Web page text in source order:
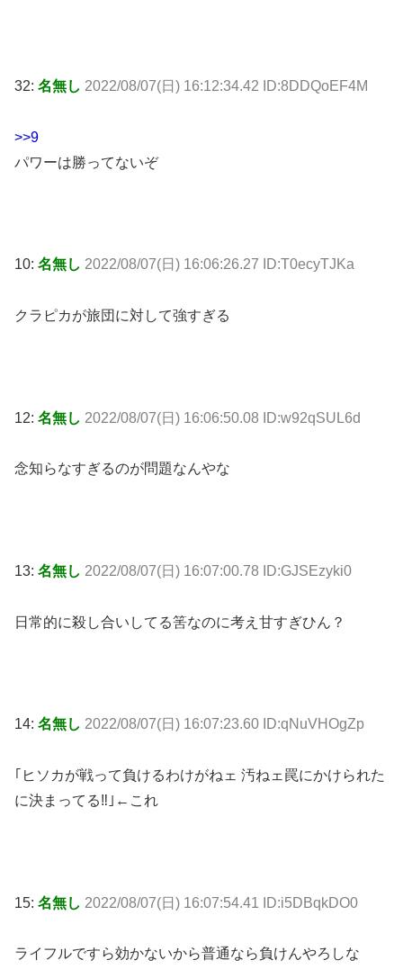
32: 名無し 2022/08/07(日) 16:12:34.42 ID:8DDQoEF4M
>>9
パワーは勝ってないぞ
10: 名無し 2022/08/07(日) 16:06:26.27 ID:T0ecyTJKa
クラピカが旅団に対して強すぎる
12: 名無し 2022/08/07(日) 16:06:50.08 ID:w92qSUL6d
念知らなすぎるのが問題なんやな
13: 名無し 2022/08/07(日) 16:07:00.78 ID:GJSEzyki0
日常的に殺し合いしてる筈なのに考え甘すぎひん？
14: 名無し 2022/08/07(日) 16:07:23.60 ID:qNuVHOgZp
｢ヒソカが戦って負けるわけがねェ 汚ねェ罠にかけられた
に決まってる‼︎｣←これ
15: 名無し 2022/08/07(日) 16:07:54.41 ID:i5DBqkDO0
ライフルですら効かないから普通なら負けんやろしな